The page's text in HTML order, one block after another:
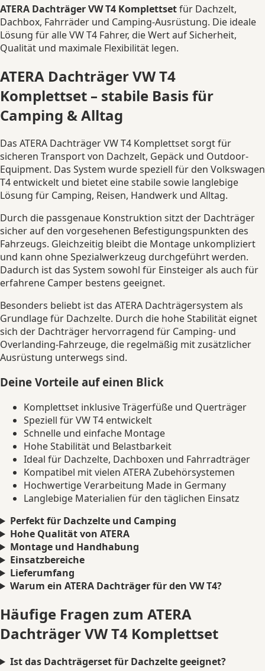
ATERA Dachträger VW T4 Komplettsetfür Dachzelt,
Dachbox, Fahrräder und Camping-Ausrüstung. Die ideale
Lösung für alle VW T4 Fahrer, die Wert auf Sicherheit,
Qualität und maximale Flexibilität legen.
ATERA Dachträger VW T4
Komplettset – stabile Basis für
Camping & Alltag
Das ATERA Dachträger VW T4 Komplettset sorgt für
sicheren Transport von Dachzelt, Gepäck und Outdoor-
Equipment. Das System wurde speziell für den Volkswagen
T4 entwickelt und bietet eine stabile sowie langlebige
Lösung für Camping, Reisen, Handwerk und Alltag.
Durch die passgenaue Konstruktion sitzt der Dachträger
sicher auf den vorgesehenen Befestigungspunkten des
Fahrzeugs. Gleichzeitig bleibt die Montage unkompliziert
und kann ohne Spezialwerkzeug durchgeführt werden.
Dadurch ist das System sowohl für Einsteiger als auch für
erfahrene Camper bestens geeignet.
Besonders beliebt ist das ATERA Dachträgersystem als
Grundlage für Dachzelte. Durch die hohe Stabilität eignet
sich der Dachträger hervorragend für Camping- und
Overlanding-Fahrzeuge, die regelmäßig mit zusätzlicher
Ausrüstung unterwegs sind.
Deine Vorteile auf einen Blick
Komplettset inklusive Trägerfüße und Querträger
Speziell für VW T4 entwickelt
Schnelle und einfache Montage
Hohe Stabilität und Belastbarkeit
Ideal für Dachzelte, Dachboxen und Fahrradträger
Kompatibel mit vielen ATERA Zubehörsystemen
Hochwertige Verarbeitung Made in Germany
Langlebige Materialien für den täglichen Einsatz
Perfekt für Dachzelte und Camping
Hohe Qualität von ATERA
Montage und Handhabung
Einsatzbereiche
Lieferumfang
Warum ein ATERA Dachträger für den VW T4?
Häufige Fragen zum ATERA
Dachträger VW T4 Komplettset
Ist das Dachträgerset für Dachzelte geeignet?